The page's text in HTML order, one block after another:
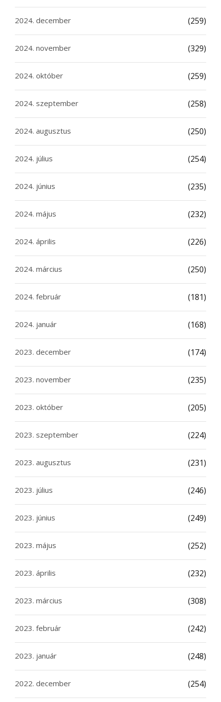
2024. december (259)
2024. november (329)
2024. október (259)
2024. szeptember (258)
2024. augusztus (250)
2024. július (254)
2024. június (235)
2024. május (232)
2024. április (226)
2024. március (250)
2024. február (181)
2024. január (168)
2023. december (174)
2023. november (235)
2023. október (205)
2023. szeptember (224)
2023. augusztus (231)
2023. július (246)
2023. június (249)
2023. május (252)
2023. április (232)
2023. március (308)
2023. február (242)
2023. január (248)
2022. december (254)